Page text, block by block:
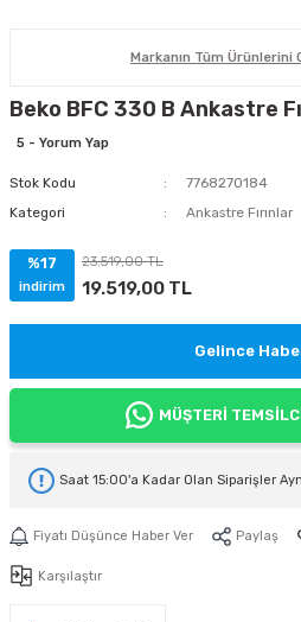
Markanın Tüm Ürünlerini
Beko BFC 330 B Ankastre
5 - Yorum Yap
Stok Kodu
7768270184
Kategori
Ankastre Fırınlar
%17
indirim
23.519,00 TL
19.519,00 TL
Gelince
MÜŞTERİ
Saat 15:00'a Kadar Olan Siparişler
Fiyatı Düşünce Haber Ver Paylaş
Karşılaştır